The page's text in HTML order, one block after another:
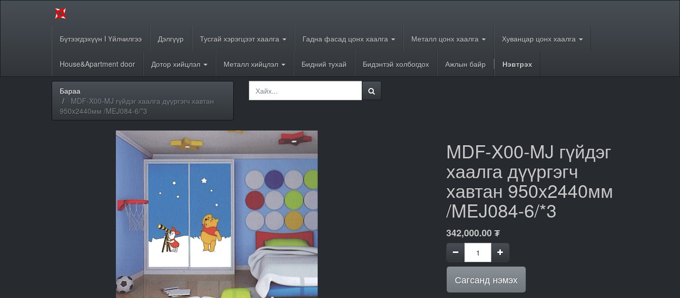
Бүтээгдэхүүн I Үйлчилгээ Дэлгүүр Тусгай хэрэгцээт хаалга Гадна фасад цонх хаалга Металл цонх хаалга Хуванцар цонх хаалга
House&Apartment door Дотор хийцлэл Металл хийцлэл Бидний тухай Бидэнтэй холбогдох Ажлын байр Нэвтрэх
Бараа
MDF-X00-MJ гүйдэг хаалга дүүргэгч хавтан
950x2440мм /MEJ084-6/*3
MDF-X00-MJ гүйдэг
хаалга дүүргэгч
хавтан 950x2440мм
/MEJ084-6/*3
342,000.00₮
Сагсанд нэмэх